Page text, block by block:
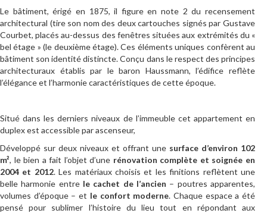
Le bâtiment, érigé en 1875, il figure en note 2 du recensement
architectural (tire son nom des deux cartouches signés par Gustave
Courbet, placés au-dessus des fenêtres situées aux extrémités du «
bel étage » (le deuxième étage). Ces éléments uniques confèrent au
bâtiment son identité distincte. Conçu dans le respect des principes
architecturaux établis par le baron Haussmann, l’édifice reflète
l’élégance et l’harmonie caractéristiques de cette époque.
Situé dans les derniers niveaux de l’immeuble cet appartement en
duplex est accessible par ascenseur,
Développé sur deux niveaux et offrant une surface d’environ 102
m², le bien a fait l’objet d’une rénovation complète et soignée en
2004 et 2012. Les matériaux choisis et les finitions reflètent une
belle harmonie entre le cachet de l’ancien – poutres apparentes,
volumes d’époque – et le confort moderne. Chaque espace a été
pensé pour sublimer l’histoire du lieu tout en répondant aux